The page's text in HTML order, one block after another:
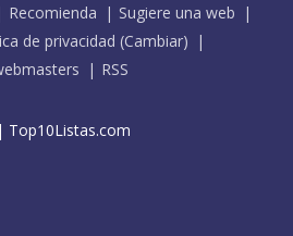
Recomienda
Sugiere una web
de privacidad (Cambiar)
RSS
| Top10Listas.com